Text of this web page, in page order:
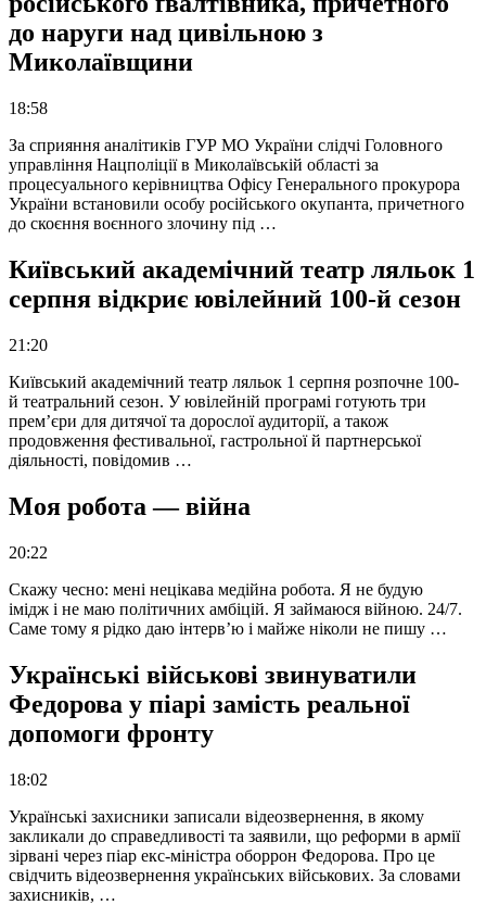
до наруги над цивільною з
Миколаївщини
18:58
За сприяння аналітиків ГУР МО України слідчі Головного
управління Нацполіції в Миколаївській області за
процесуального керівництва Офісу Генерального прокурора
України встановили особу російського окупанта, причетного
до скоєння воєнного злочину під …
Київський академічний театр ляльок 1
серпня відкриє ювілейний 100-й сезон
21:20
Київський академічний театр ляльок 1 серпня розпочне 100-
й театральний сезон. У ювілейній програмі готують три
прем’єри для дитячої та дорослої аудиторії, а також
продовження фестивальної, гастрольної й партнерської
діяльності, повідомив …
Моя робота — війна
20:22
Скажу чесно: мені нецікава медійна робота. Я не будую
імідж і не маю політичних амбіцій. Я займаюся війною. 24/7.
Саме тому я рідко даю інтерв’ю і майже ніколи не пишу …
Українські військові звинуватили
Федорова у піарі замість реальної
допомоги фронту
18:02
Українські захисники записали відеозвернення, в якому
закликали до справедливості та заявили, що реформи в армії
зірвані через піар екс-міністра оборрон Федорова. Про це
свідчить відеозвернення українських військових. За словами
захисників, …